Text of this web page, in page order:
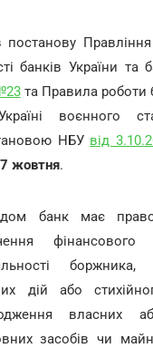
постанову
банків України та
та Правила роботи
воєнного
НБУ від
7 жовтня.
банк має право
фінансового
дій або
власних
засобів чи